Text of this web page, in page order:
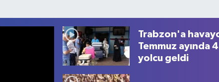
Trabzon'a
Temmuz ayında
yolcu geldi